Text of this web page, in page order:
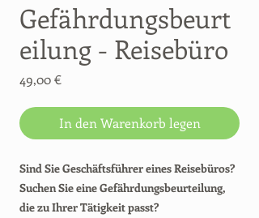
Gefährdungsbeurt
eilung - Reisebüro
49,00 €Preis
In den Warenkorb legen
Sind Sie Geschäftsführer eines Reisebüros?
Suchen Sie eine Gefährdungsbeurteilung,
die zu Ihrer Tätigkeit passt?